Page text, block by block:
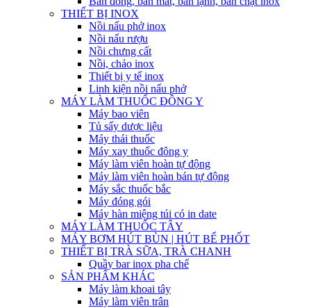
THIẾT BỊ INOX
Nồi nấu phở inox
Nồi nấu rượu
Nồi chưng cất
Nồi, chảo inox
Thiết bị y tế inox
Linh kiện nồi nấu phở
MÁY LÀM THUỐC ĐÔNG Y
Máy bao viên
Tủ sấy dược liệu
Máy thái thuốc
Máy xay thuốc đông y
Máy làm viên hoàn tự động
Máy làm viên hoàn bán tự động
Máy sắc thuốc bắc
Máy đóng gói
Máy hàn miệng túi có in date
MÁY LÀM THUỐC TÂY
MÁY BƠM HÚT BÙN | HÚT BỂ PHỐT
THIẾT BỊ TRÀ SỮA, TRÀ CHANH
Quầy bar inox pha chế
SẢN PHẨM KHÁC
Máy làm khoai tây
Máy làm viên trân